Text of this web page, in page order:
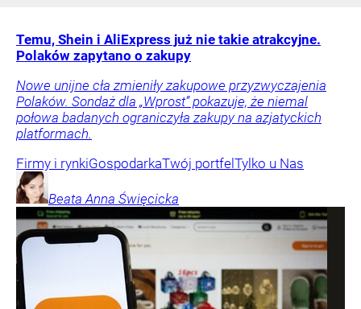
Temu, Shein i AliExpress już nie takie atrakcyjne.
Polaków zapytano o zakupy
Nowe unijne cła zmieniły zakupowe przyzwyczajenia
Polaków. Sondaż dla „Wprost” pokazuje, że niemal
połowa badanych ograniczyła zakupy na azjatyckich
platformach.
Firmy i rynkiGospodarkaTwój portfelTylko u Nas
Beata Anna Święcicka